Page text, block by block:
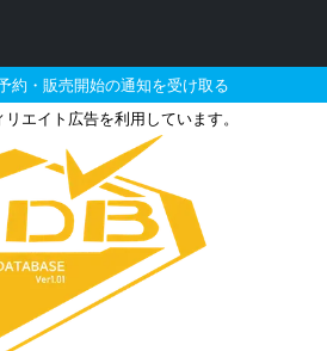
約・販売開始の通知を受け取る
エイト広告を利用しています。
ダム改のガンプ